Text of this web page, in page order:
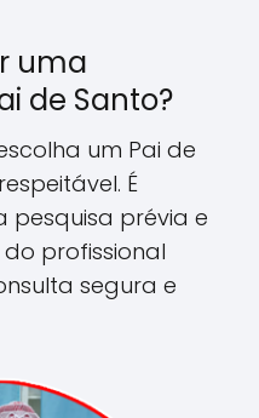
uma
de Santo?
um Pai de
É
pesquisa prévia e
profissional
segura e